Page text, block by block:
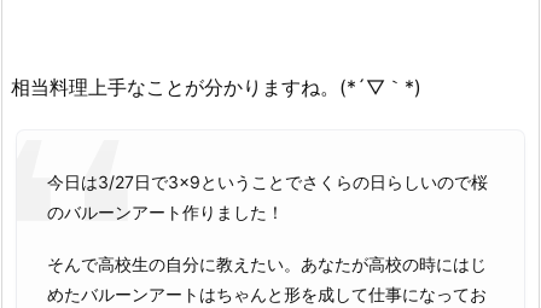
相当料理上手なことが分かりますね。(*´▽｀*)
今日は3/27日で3×9ということでさくらの日らしいので桜
のバルーンアート作りました！
そんで高校生の自分に教えたい。あなたが高校の時にはじ
めたバルーンアートはちゃんと形を成して仕事になってお